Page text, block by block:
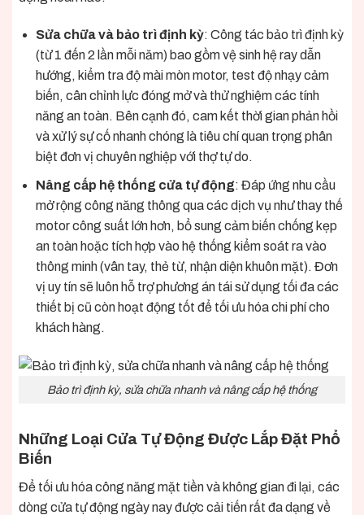
Sửa chữa và bảo trì định kỳ: Công tác bảo trì định kỳ
(từ 1 đến 2 lần mỗi năm) bao gồm vệ sinh hệ ray dẫn
hướng, kiểm tra độ mài mòn motor, test độ nhạy cảm
biến, cân chỉnh lực đóng mở và thử nghiệm các tính
năng an toàn. Bên cạnh đó, cam kết thời gian phản hồi
và xử lý sự cố nhanh chóng là tiêu chí quan trọng phân
biệt đơn vị chuyên nghiệp với thợ tự do.
Nâng cấp hệ thống cửa tự động: Đáp ứng nhu cầu
mở rộng công năng thông qua các dịch vụ như thay thế
motor công suất lớn hơn, bổ sung cảm biến chống kẹp
an toàn hoặc tích hợp vào hệ thống kiểm soát ra vào
thông minh (vân tay, thẻ từ, nhận diện khuôn mặt). Đơn
vị uy tín sẽ luôn hỗ trợ phương án tái sử dụng tối đa các
thiết bị cũ còn hoạt động tốt để tối ưu hóa chi phí cho
khách hàng.
Bảo trì định kỳ, sửa chữa nhanh và nâng cấp hệ thống
Những Loại Cửa Tự Động Được Lắp Đặt Phổ
Biến
Để tối ưu hóa công năng mặt tiền và không gian đi lại, các
dòng cửa tự động ngày nay được cải tiến rất đa dạng về